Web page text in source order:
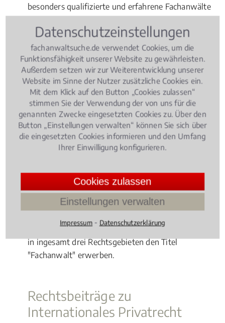
besonders qualifizierte und erfahrene Fachanwälte
Berechtigung zum Führen der
Fachanwaltsbezeichnung "Fachanwalt für
Familienrecht" haben diese von der für Bochum
zuständigen Rechtsanwaltskammer verliehen
bekommen. Dazu haben die angehenden
Fachanwälte für Internationales Privatrecht
umfangreiche Kenntnisse in Theorie und Praxis
erworben. Einerseits haben sie in den vergangenen
drei Jahren eine bestimmte Anzahl an Fällen im
Internationales Privatrecht bearbeitet. Andererseits
umfassende theoretische Kenntnisse im Fachgebiet
Familienrechtangeeignet und in einer Prüfung
erfolgreich nachgewiesen. Fachanwälte für
Ernennung jährlich fortbilden. Sie dürfen auch nur
in ingesamt drei Rechtsgebieten den Titel
"Fachanwalt" erwerben.
Rechtsbeiträge zu
Internationales Privatrecht
Datenschutzeinstellungen
fachanwaltsuche.de verwendet Cookies, um die
Funktionsfähigkeit unserer Website zu gewährleisten.
Außerdem setzen wir zur Weiterentwicklung unserer
Website im Sinne der Nutzer zusätzliche Cookies ein.
Mit dem Klick auf den Button „Cookies zulassen“
stimmen Sie der Verwendung der von uns für die
genannten Zwecke eingesetzten Cookies zu. Über den
Button „Einstellungen verwalten“ können Sie sich über
die eingesetzten Cookies informieren und den Umfang
Ihrer Einwilligung konfigurieren.
Cookies zulassen
Einstellungen verwalten
Impressum ⁃ Datenschutzerklärung